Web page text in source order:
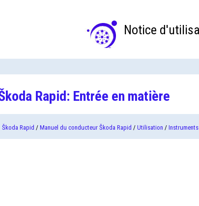
Notice
Rapid: Entrée en matière
Škoda Rapid / Manuel du conducteur Škoda Rapid / Utilisation /